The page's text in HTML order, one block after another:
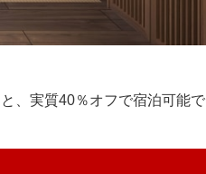
、実質40％オフで宿泊可能で